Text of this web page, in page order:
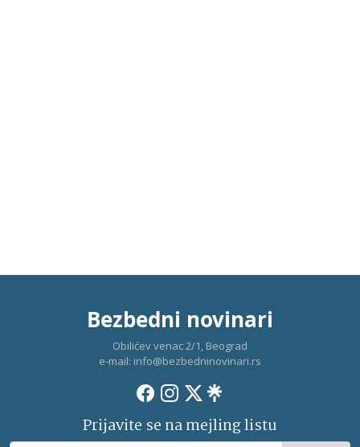
Bezbedni novinari
Obilićev venac 2/1, Beograd
e-mail: info@bezbedninovinari.rs
Prijavite se na mejling listu